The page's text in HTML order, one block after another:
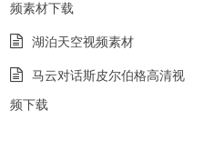
频素材下载
湖泊天空视频素材
马云对话斯皮尔伯格高清视
频下载